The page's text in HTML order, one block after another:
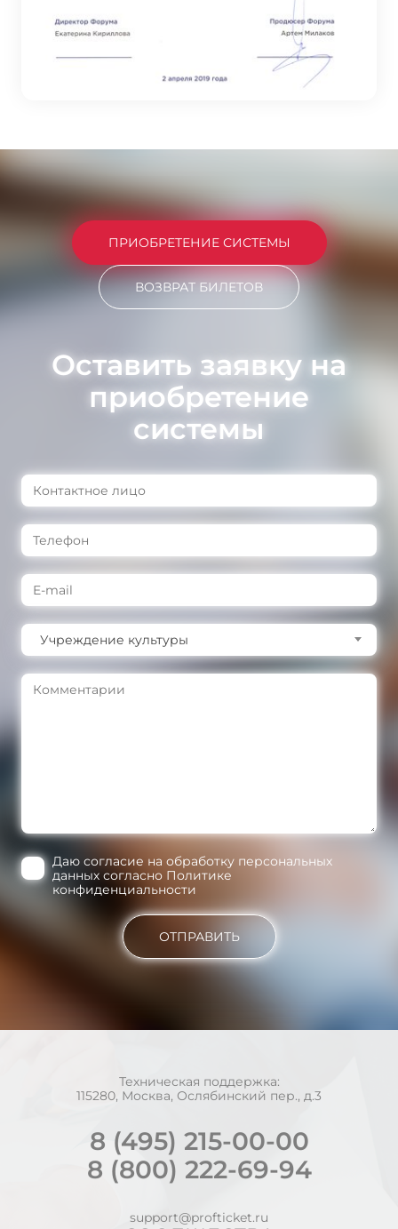
ПРИОБРЕТЕНИЕ СИСТЕМЫ
ВОЗВРАТ БИЛЕТОВ
Оставить заявку на
приобретение
системы
Учреждение культуры
Даю согласие на обработку персональных
данных согласно Политике
конфиденциальности
ОТПРАВИТЬ
Техническая поддержка:
115280, Москва, Ослябинский пер., д.3
8 (495) 215-00-00
8 (800) 222-69-94
support@profticket.ru